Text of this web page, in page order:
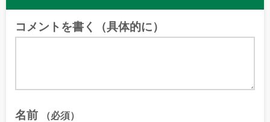
コメントを書く（具体的に）
名前 （必須）